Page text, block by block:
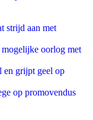
strijd aan met
oorlog met
en grijpt geel op
op promovendus